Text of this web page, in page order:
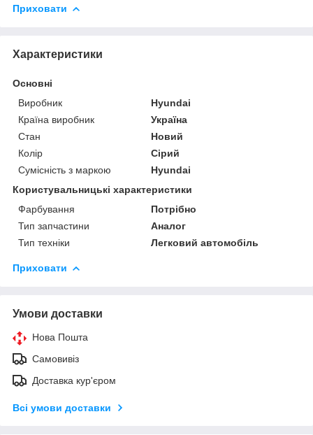
Приховати
Характеристики
Основні
Виробник
Hyundai
Країна виробник
Україна
Стан
Новий
Колір
Сірий
Сумісність з маркою
Hyundai
Користувальницькі характеристики
Фарбування
Потрібно
Тип запчастини
Аналог
Тип техніки
Легковий автомобіль
Приховати
Умови доставки
Нова Пошта
Самовивіз
Доставка кур'єром
Всі умови доставки